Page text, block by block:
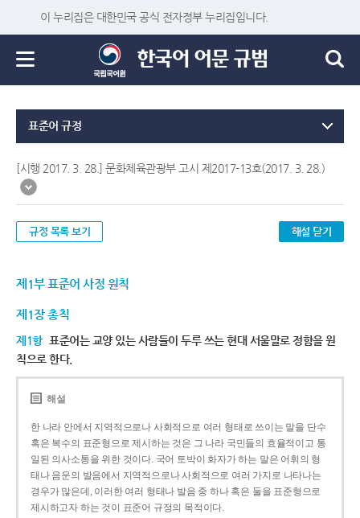
이 누리집은 대한민국 공식 전자정부 누리집입니다.
표준어 규정
[시행 2017. 3. 28.] 문화체육관광부 고시 제2017-13호(2017. 3. 28.)
규정 목록 보기 해설 닫기
제1부 표준어 사정 원칙
제1장 총칙
제1항 표준어는 교양 있는 사람들이 두루 쓰는 현대 서울말로 정함을 원
칙으로 한다.
해설
한 나라 안에서 지역적으로나 사회적으로 여러 형태로 쓰이는 말을 단수
혹은 복수의 표준형으로 제시하는 것은 그 나라 국민들의 효율적이고 통
일된 의사소통을 위한 것이다. 국어 토박이 화자가 하는 말은 어휘의 형
태나 음운의 발음에서 지역적으로나 사회적으로 여러 가지로 나타나는
경우가 많은데, 이러한 여러 형태나 발음 중 하나 혹은 둘을 표준형으로
제시하고자 하는 것이 표준어 규정의 목적이다.